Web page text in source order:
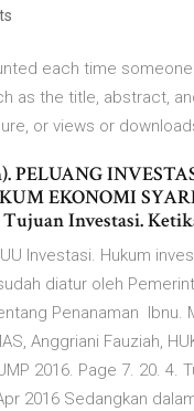
each time
as the title, abstract,
or views or
PELUANG
EKONOMI
Tujuan Investasi.
Investasi. Hukum
diatur oleh
Penanaman Ibnu.
Anggriani Fauziah,
2016. Page 7. 20. 4.
2016 Sedangkan